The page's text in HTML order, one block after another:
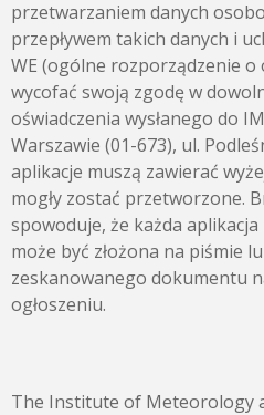
przetwarzaniem danych
przepływem takich danych i
WE (ogólne rozporządzenie o
wycofać swoją zgodę w
oświadczenia wysłanego do
Warszawie (01-673), ul.
aplikacje muszą zawierać
mogły zostać przetworzone.
spowoduje, że każda
może być złożona na piśmie
zeskanowanego dokumentu
ogłoszeniu.
The Institute of Meteorology